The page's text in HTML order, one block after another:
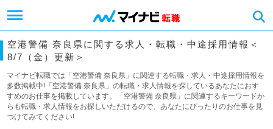
空港警備 奈良県に関する求人・転職・中途採用情報＜
8/7（金）更新＞
マイナビ転職では「空港警備 奈良県」に関連する転職・求人・中途採用情報を
多数掲載中!「空港警備 奈良県」の転職・求人情報を探しているあなたにおす
すめのお仕事を掲載しています。「空港警備 奈良県」に関連するキーワードか
らも転職・求人情報をお探しいただけるので、あなたにぴったりのお仕事を見
つけてみてください!